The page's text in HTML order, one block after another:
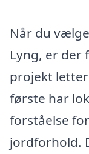
Når du
Lyng, er der
projekt
første har
forståelse
jordforhold.